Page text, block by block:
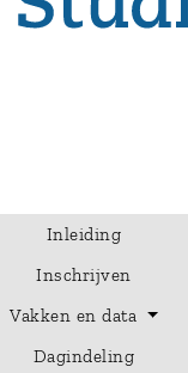
Inleiding
Inschrijven
Vakken en data
Dagindeling